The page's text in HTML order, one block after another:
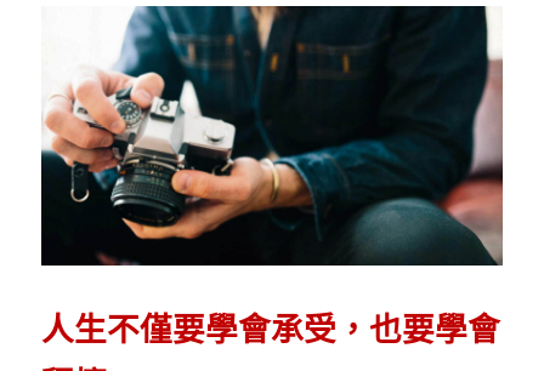
人生不僅要學會承受，也要學會